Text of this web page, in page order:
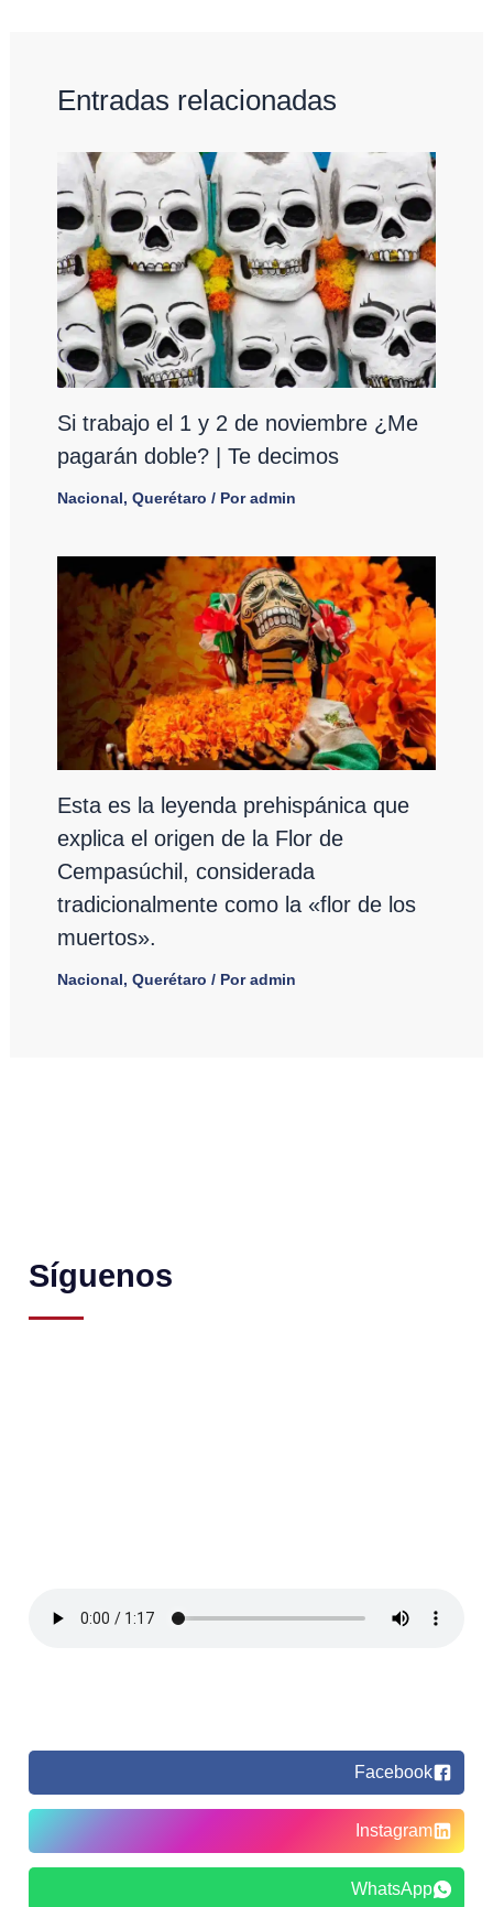
Entradas relacionadas
Si trabajo el 1 y 2 de noviembre ¿Me
pagarán doble? | Te decimos
Nacional, Querétaro / Poradmin
Esta es la leyenda prehispánica que
explica el origen de la Flor de
Cempasúchil, considerada
tradicionalmente como la «flor de los
muertos».
Nacional, Querétaro / Poradmin
Síguenos
Facebook
Instagram
WhatsApp